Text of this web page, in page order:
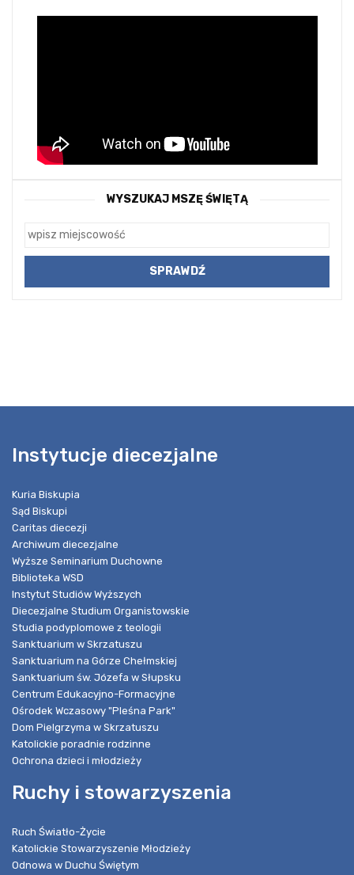
WYSZUKAJ MSZĘ ŚWIĘTĄ
Instytucje diecezjalne
Kuria Biskupia
Sąd Biskupi
Caritas diecezji
Archiwum diecezjalne
Wyższe Seminarium Duchowne
Biblioteka WSD
Instytut Studiów Wyższych
Diecezjalne Studium Organistowskie
Studia podyplomowe z teologii
Sanktuarium w Skrzatuszu
Sanktuarium na Górze Chełmskiej
Sanktuarium św. Józefa w Słupsku
Centrum Edukacyjno-Formacyjne
Ośrodek Wczasowy "Pleśna Park"
Dom Pielgrzyma w Skrzatuszu
Katolickie poradnie rodzinne
Ochrona dzieci i młodzieży
Ruchy i stowarzyszenia
Ruch Światło-Życie
Katolickie Stowarzyszenie Młodzieży
Odnowa w Duchu Świętym